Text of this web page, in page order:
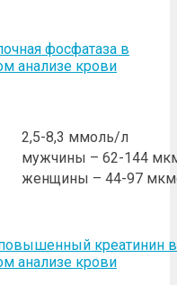
фосфатаза в
анализе крови
2,5-8,3 ммоль/л
мужчины – 62-144
женщины – 44-97
креатинин в
анализе крови